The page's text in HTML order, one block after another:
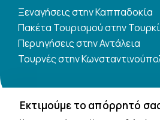
Ξεναγήσεις στην Καππαδοκία
Πακέτα Τουρισμού στην
Περιηγήσεις στην Αντάλεια
Τουρνές στην
Εκτιμούμε το απόρρητό